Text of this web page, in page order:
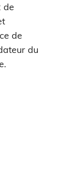
de
de
du